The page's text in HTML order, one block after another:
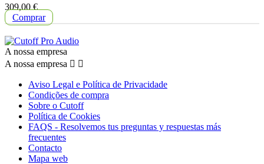
Preço
309,00 €
Comprar
A nossa empresa
A nossa empresa  
Aviso Legal e Política de Privacidade
Condições de compra
Sobre o Cutoff
Política de Cookies
FAQS - Resolvemos tus preguntas y respuestas más
frecuentes
Contacto
Mapa web